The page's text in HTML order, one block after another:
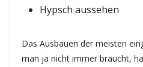
Hypsch aussehen
Das Ausbauen der meisten
man ja nicht immer braucht,